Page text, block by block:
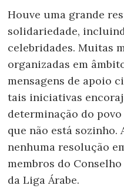
Houve uma grande
solidariedade,
celebridades. Muitas
organizadas em
mensagens de apoio
tais iniciativas
determinação do
que não está sozinho.
nenhuma resolução
membros do
da Liga Árabe.